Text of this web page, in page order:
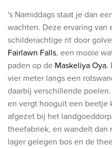
's Namiddags staat je dan
wachten. Deze ervaring van
schilderachtige rit door
Fairlawn Falls, een mooie
paden op de Maskeliya Oya.
vier meter langs een
daarbij verschillende
en vergt hooguit een beetje
afgezet bij het landgoeddorp
theefabriek, en wandelt
lager gelegen bos en de